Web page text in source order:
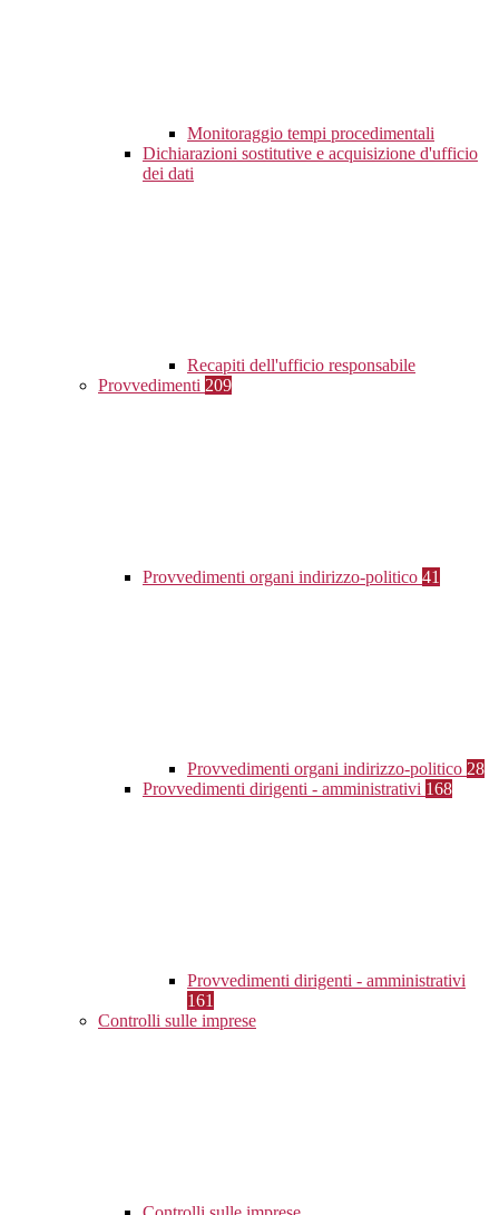
Monitoraggio tempi procedimentali
Dichiarazioni sostitutive e acquisizione d'ufficio
dei dati
Recapiti dell'ufficio responsabile
Provvedimenti 209
Provvedimenti organi indirizzo-politico 41
Provvedimenti organi indirizzo-politico 28
Provvedimenti dirigenti - amministrativi 168
Provvedimenti dirigenti - amministrativi
161
Controlli sulle imprese